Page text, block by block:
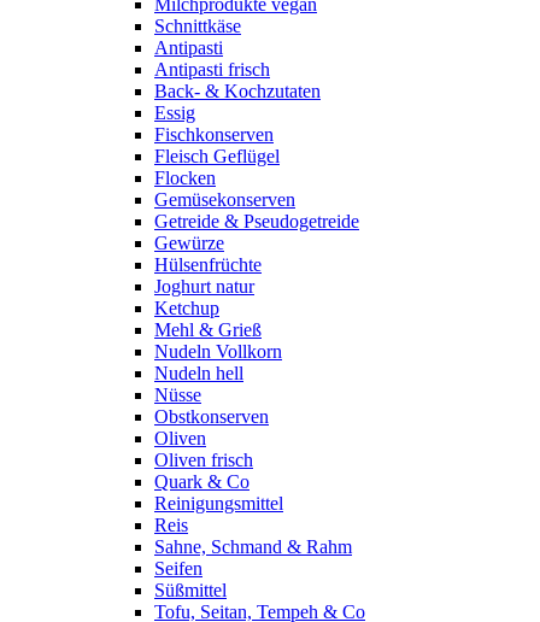
Milchprodukte vegan
Schnittkäse
Antipasti
Antipasti frisch
Back- & Kochzutaten
Essig
Fischkonserven
Fleisch Geflügel
Flocken
Gemüsekonserven
Getreide & Pseudogetreide
Gewürze
Hülsenfrüchte
Joghurt natur
Ketchup
Mehl & Grieß
Nudeln Vollkorn
Nudeln hell
Nüsse
Obstkonserven
Oliven
Oliven frisch
Quark & Co
Reinigungsmittel
Reis
Sahne, Schmand & Rahm
Seifen
Süßmittel
Tofu, Seitan, Tempeh & Co